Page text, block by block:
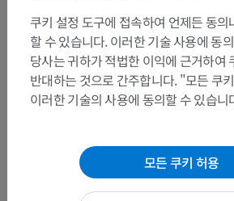
하위 구조:이 부위는 하위 해부 구조가
인체 신경 해부학
쿠키 설정 도구에 접속하여 언제든 동의
할 수 있습니다. 이러한 기술 사용에 동
당사는 귀하가 적법한 이익에 근거하여
반대하는 것으로 간주합니다. "모든 쿠
이러한 기술의 사용에 동의할 수 있습니
모든 쿠키 허용